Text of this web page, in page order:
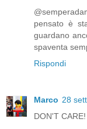
pensato è
guardano
spaventa
Rispondi
Marco 28
DON'T CARE!